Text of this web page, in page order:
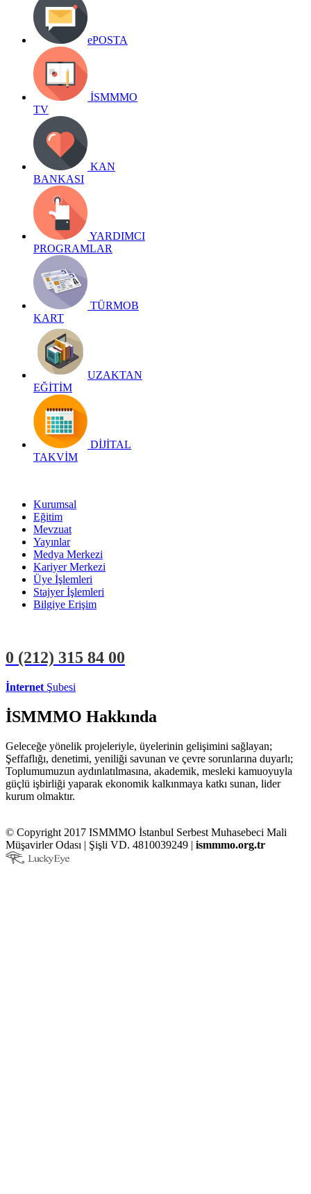
ePOSTA
İSMMMO
TV
KAN
BANKASI
YARDIMCI
PROGRAMLAR
TÜRMOB
KART
UZAKTAN
EĞİTİM
DİJİTAL
TAKVİM
Kurumsal
Eğitim
Mevzuat
Yayınlar
Medya Merkezi
Kariyer Merkezi
Üye İşlemleri
Stajyer İşlemleri
Bilgiye Erişim
0 (212) 315 84 00
İnternet Şubesi
İSMMMO Hakkında
Geleceğe yönelik projeleriyle, üyelerinin gelişimini sağlayan;
Şeffaflığı, denetimi, yeniliği savunan ve çevre sorunlarına duyarlı;
Toplumumuzun aydınlatılmasına, akademik, mesleki kamuoyuyla
güçlü işbirliği yaparak ekonomik kalkınmaya katkı sunan, lider
kurum olmaktır.
© Copyright 2017 ISMMMO İstanbul Serbest Muhasebeci Mali
Müşavirler Odası | Şişli VD. 4810039249 | ismmmo.org.tr